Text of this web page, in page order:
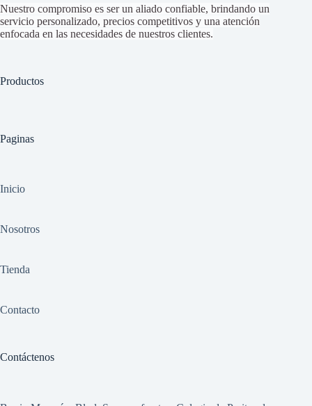
Nuestro compromiso es ser un aliado confiable, brindando un
servicio personalizado, precios competitivos y una atención
enfocada en las necesidades de nuestros clientes.
Productos
Paginas
Inicio
Nosotros
Tienda
Contacto
Contáctenos